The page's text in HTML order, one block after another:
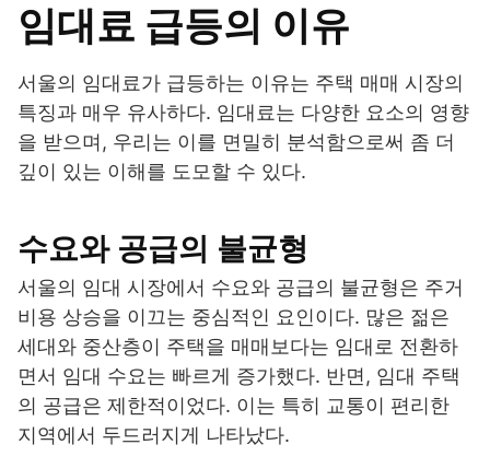
임대료 급등의 이유
서울의 임대료가 급등하는 이유는 주택 매매 시장의
특징과 매우 유사하다. 임대료는 다양한 요소의 영향
을 받으며, 우리는 이를 면밀히 분석함으로써 좀 더
깊이 있는 이해를 도모할 수 있다.
수요와 공급의 불균형
서울의 임대 시장에서 수요와 공급의 불균형은 주거
비용 상승을 이끄는 중심적인 요인이다. 많은 젊은
세대와 중산층이 주택을 매매보다는 임대로 전환하
면서 임대 수요는 빠르게 증가했다. 반면, 임대 주택
의 공급은 제한적이었다. 이는 특히 교통이 편리한
지역에서 두드러지게 나타났다.